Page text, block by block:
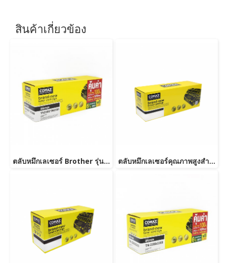
สินค้าเกี่ยวข้อง
ตลับหมึกเลเซอร์ Brother รุ่น TN2380 /TN2360 NEW-JUMBO ตลับหมึกเลเซอร์คุณภาพสูงสำหรับ Brother รุ่น TN2360/TN2380